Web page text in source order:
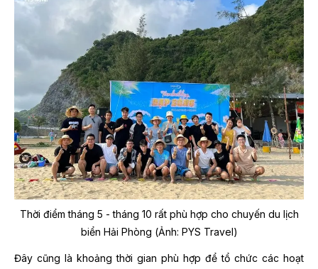
Thời điểm tháng 5 - tháng 10 rất phù hợp cho chuyến du lịch
biển Hải Phòng (Ảnh: PYS Travel)
Đây cũng là khoảng thời gian phù hợp để tổ chức các hoạt